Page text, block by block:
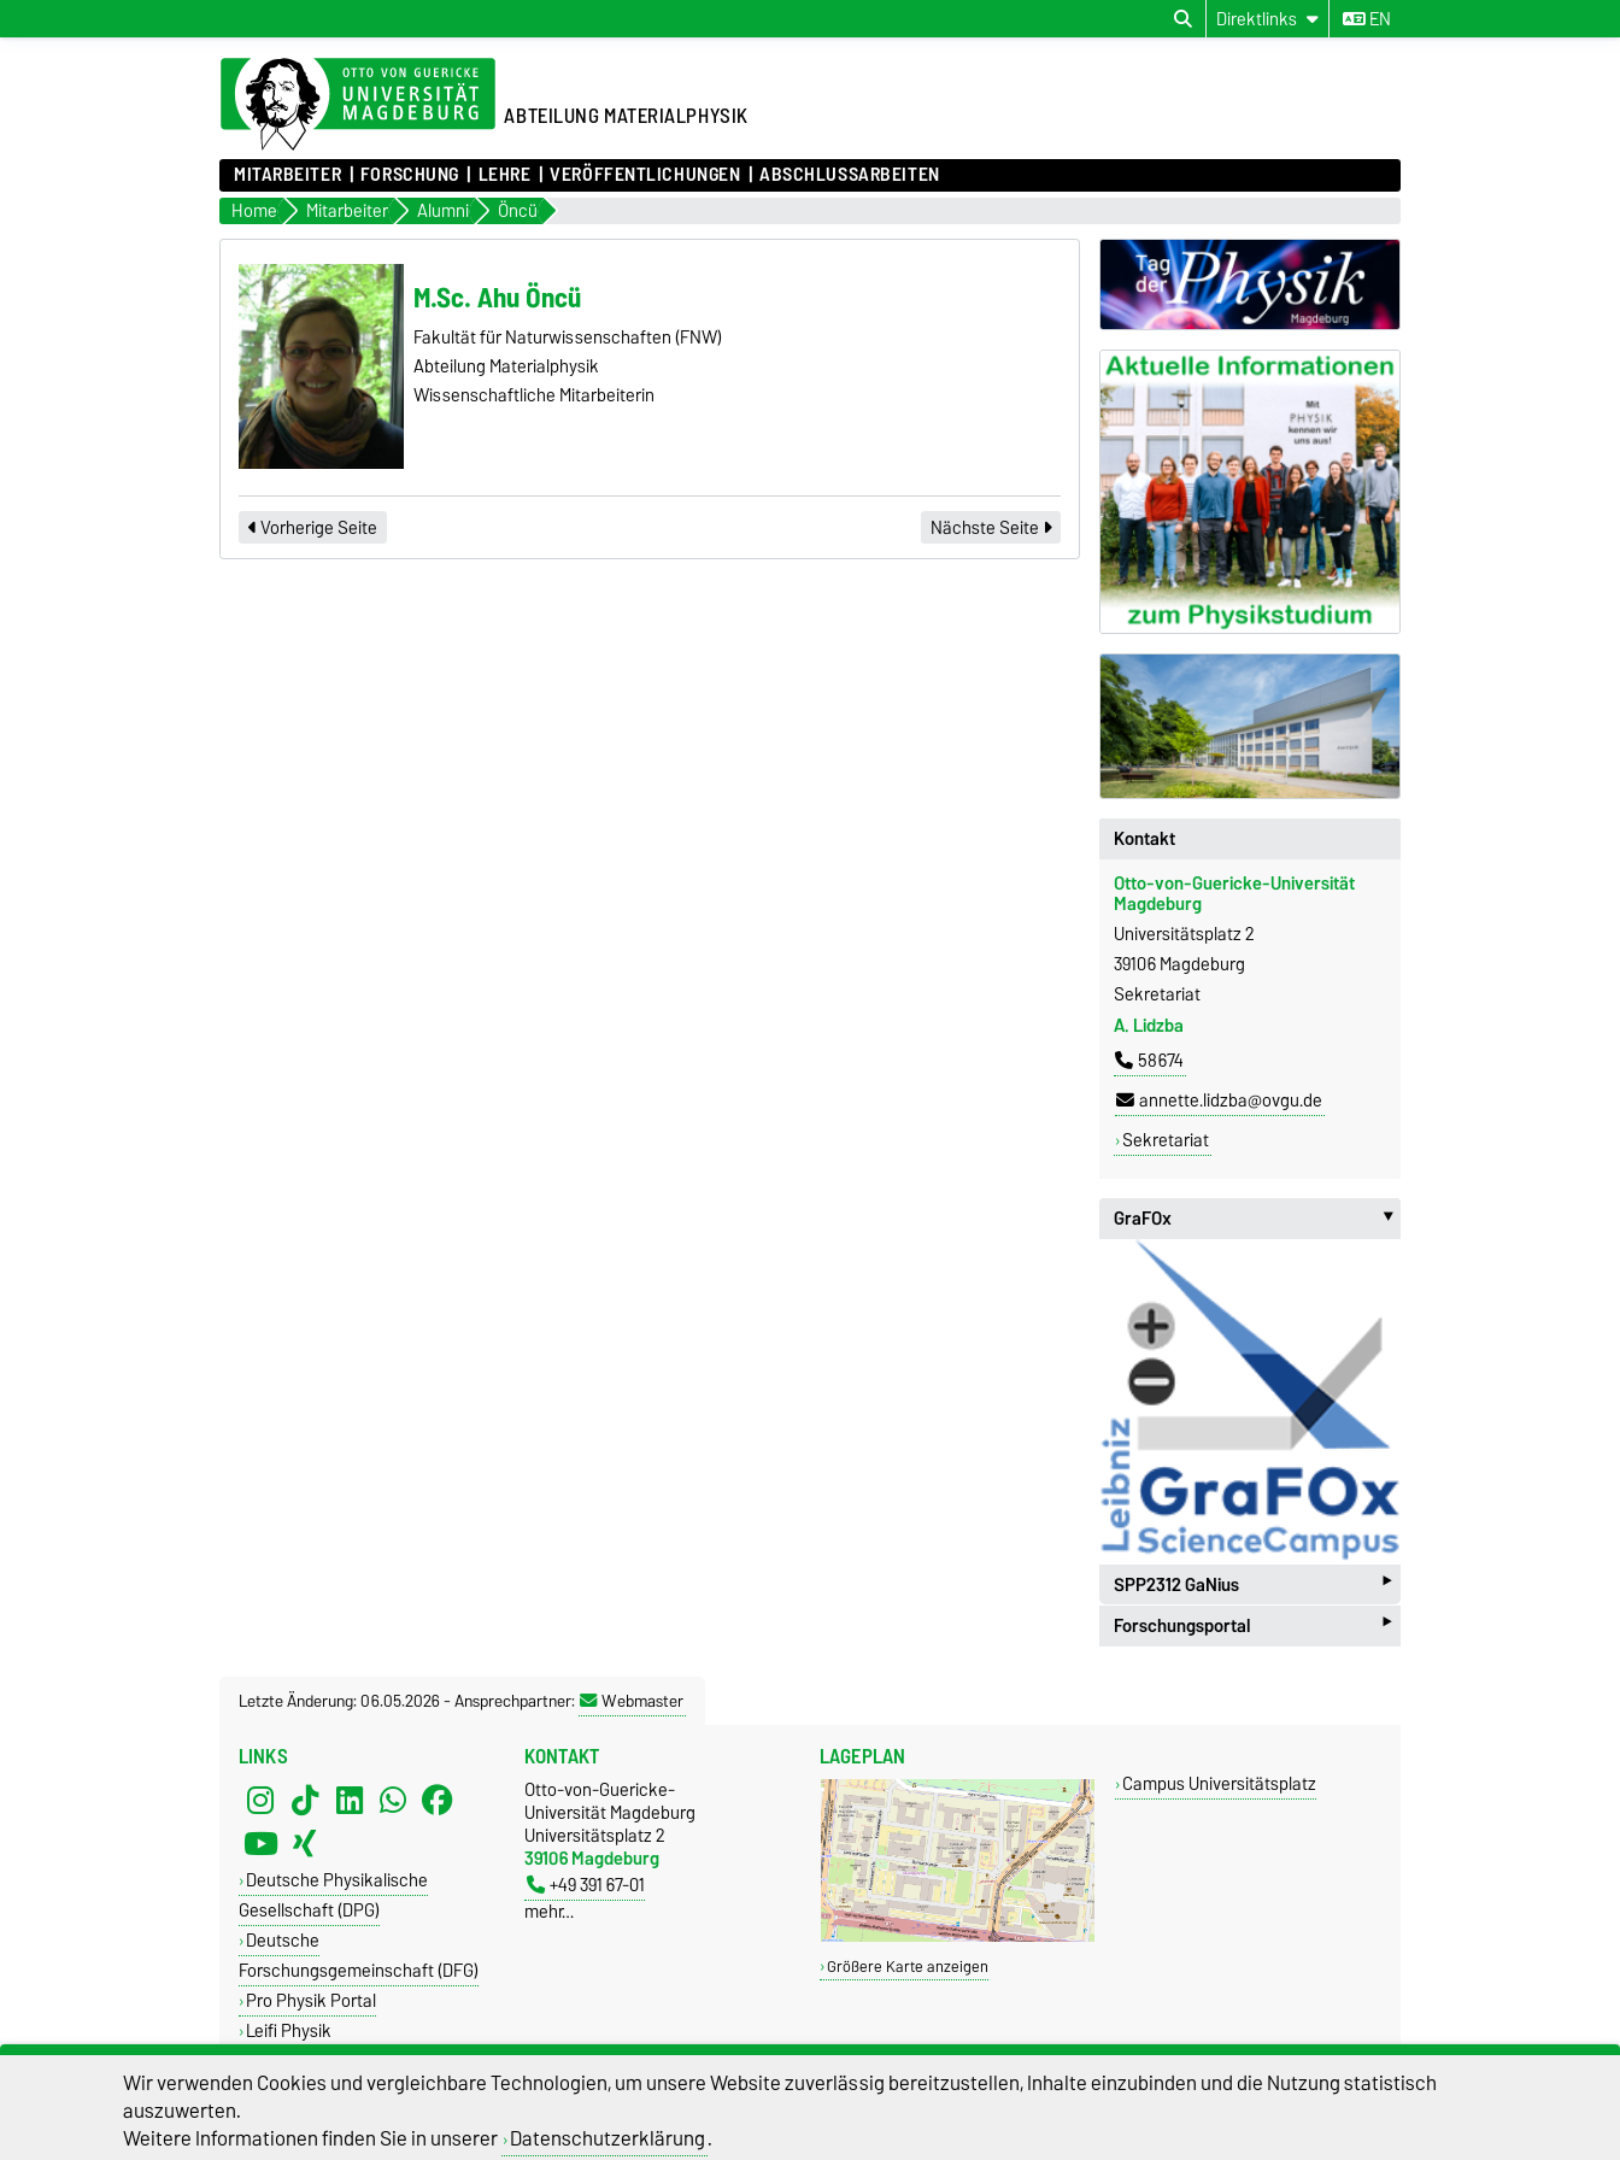
Direktlinks EN
ABTEILUNG MATERIALPHYSIK
MITARBEITER FORSCHUNG LEHRE VERÖFFENTLICHUNGEN ABSCHLUSSARBEITEN
Home Mitarbeiter Alumni Öncü
M.Sc. Ahu Öncü
Fakultät für Naturwissenschaften (FNW)
Abteilung Materialphysik
Wissenschaftliche Mitarbeiterin
Vorherige Seite Nächste Seite
Kontakt
Otto-von-Guericke-Universität
Magdeburg
Universitätsplatz 2
39106 Magdeburg
Sekretariat
A. Lidzba
58674
annette.lidzba@ovgu.de
Sekretariat
GraFOx ‣
Forschungsportal ‣
SPP2312 GaNius ‣
Letzte Änderung: 06.05.2026-Ansprechpartner: Webmaster
LINKS
Deutsche Physikalische
Gesellschaft (DPG)
Deutsche
Forschungsgemeinschaft (DFG)
Pro Physik Portal
Leifi Physik
KONTAKT
Otto-von-Guericke-
Universität Magdeburg
Universitätsplatz 2
39106 Magdeburg
+49 391 67-01
mehr…
LAGEPLAN
Größere Karte anzeigen
Campus Universitätsplatz
DIESE SEITE
Wir verwenden Cookies und vergleichbare Technologien, um unsere Website zuverlässig bereitzustellen, Inhalte einzubinden und die Nutzung statistisch
auszuwerten.
Weitere Informationen finden Sie in unserer Datenschutzerklärung.